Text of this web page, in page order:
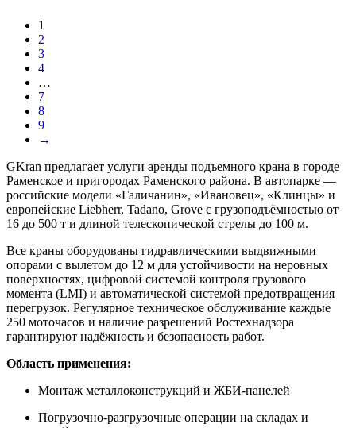
1
2
3
4
…
7
8
9
→
GKran предлагает услуги аренды подъемного крана в городе
Раменское и пригородах Раменского района. В автопарке —
российские модели «Галичанин», «Ивановец», «Клинцы» и
европейские Liebherr, Tadano, Grove с грузоподъёмностью от
16 до 500 т и длиной телескопической стрелы до 100 м.
Все краны оборудованы гидравлическими выдвижными
опорами с вылетом до 12 м для устойчивости на неровных
поверхностях, цифровой системой контроля грузового
момента (LMI) и автоматической системой предотвращения
перегрузок. Регулярное техническое обслуживание каждые
250 моточасов и наличие разрешений Ростехнадзора
гарантируют надёжность и безопасность работ.
Область применения:
Монтаж металлоконструкций и ЖБИ-панелей
Погрузочно-разгрузочные операции на складах и